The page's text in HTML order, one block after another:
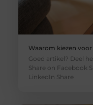
Waarom kiezen
Goed artikel? Deel
Share on Facebook
LinkedIn Share